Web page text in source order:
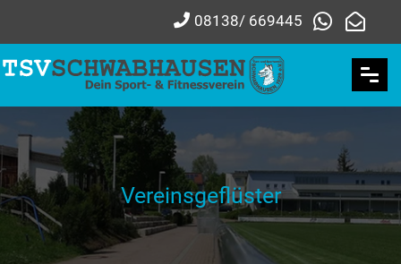
08138/ 669445
Vereinsgeflüster